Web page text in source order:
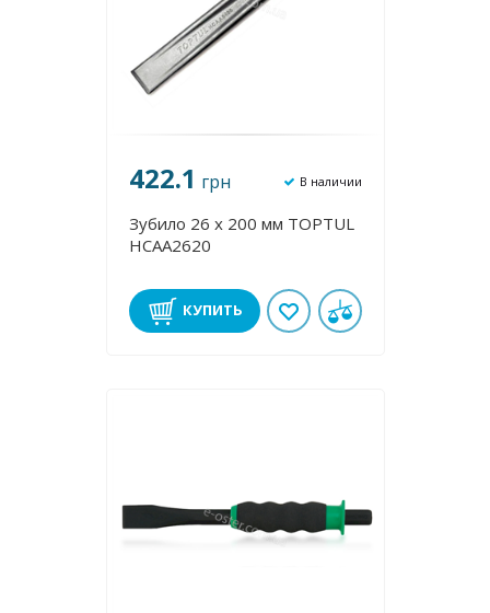
422.1 грн В наличии
Зубило 26 х 200 мм TOPTUL
HCAA2620
КУПИТЬ